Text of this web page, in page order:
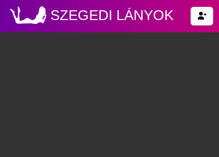
SZEGEDI LÁNYOK